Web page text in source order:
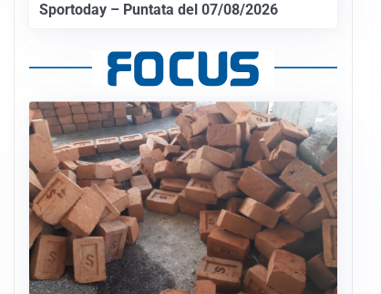
Sportoday – Puntata del 07/08/2026